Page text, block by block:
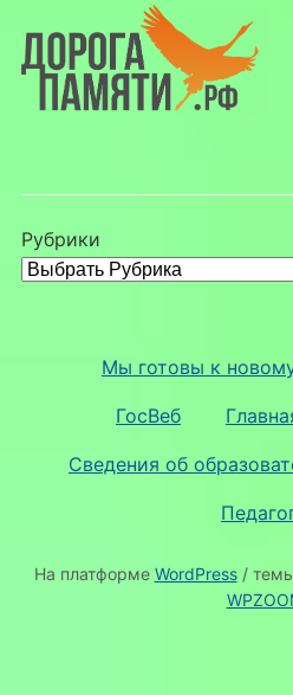
Рубрики
Мы готовы к
ГосВеб
Сведения об
На платформе WordPress/ темы